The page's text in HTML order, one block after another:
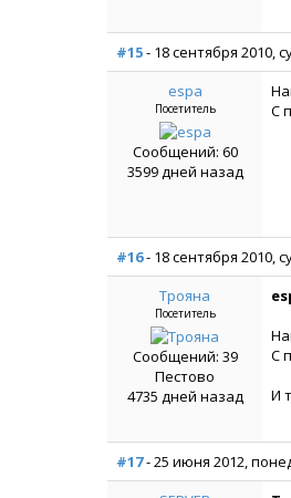
#15- 18 сентября 2010,
espa
Посетитель
Сообщений: 60
3599 дней назад
С
#16- 18 сентября 2010,
Трояна
Посетитель
Сообщений: 39
Пестово
4735 дней назад
С
И
#17- 25 июня 2012,